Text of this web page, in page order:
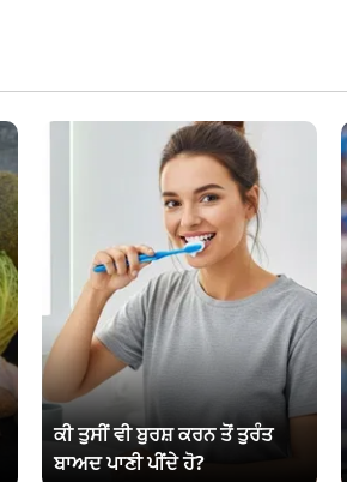
ਕੀ ਤੁਸੀਂ ਵੀ ਬੁਰਸ਼ ਕਰਨ ਤੋਂ ਤੁਰੰਤ
ਬਾਅਦ ਪਾਣੀ ਪੀਂਦੇ ਹੋ?